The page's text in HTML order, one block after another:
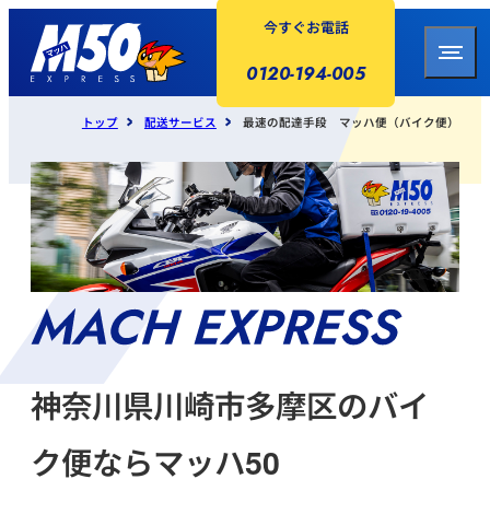
今すぐお電話
0120-194-005
神奈川県川崎市多摩区のバイ
ク便ならマッハ50
トップ 配送サービス 最速の配達手段 マッハ便（バイク便）